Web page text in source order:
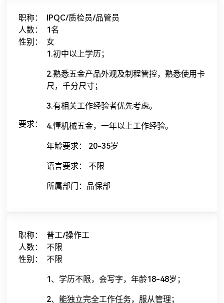
职称：
IPQC/质检员/品管员
人数：
1名
性别：
女
要求：
1.初中以上学历；
2.熟悉五金产品外观及制程管控，熟悉使用卡
尺，千分尺寸；
3.有相关工作经验者优先考虑。
4.懂机械五金，一年以上工作经验。
年龄要求： 20-35岁
语言要求： 不限
所属部门：品保部
职称：
普工/操作工
人数：
不限
性别：
不限
1、学历不限，会写字，年龄18-48岁；
2、能独立完全工作任务，服从管理；